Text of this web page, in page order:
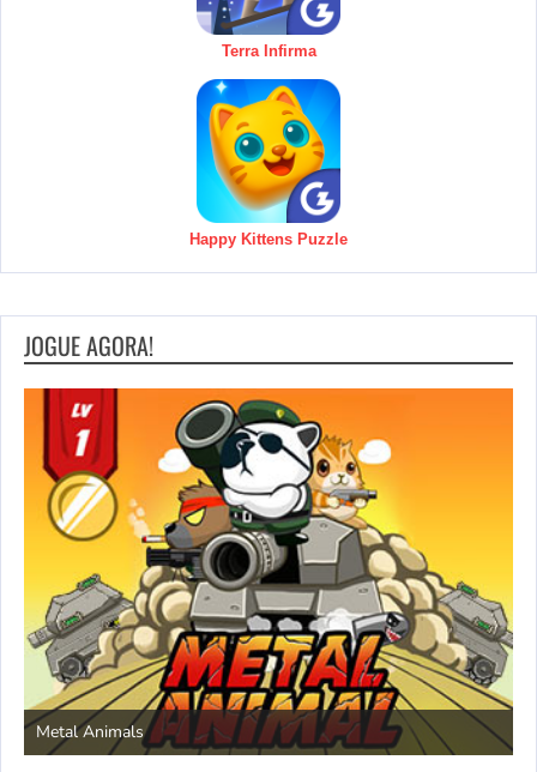
Terra Infirma
Happy Kittens Puzzle
JOGUE AGORA!
Metal Animals